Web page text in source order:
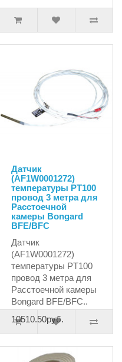
Датчик
(AF1W0001272)
температуры PT100
провод 3 метра для
Расстоечной
камеры Bongard
BFE/BFC
Датчик
(AF1W0001272)
температуры PT100
провод 3 метра для
Расстоечной камеры
Bongard BFE/BFC..
10510.50руб.